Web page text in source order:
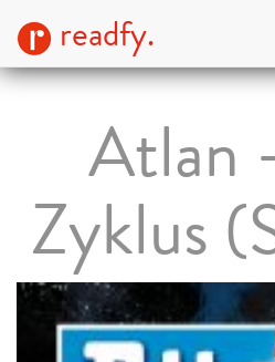
readfy.
Atlan
Zyklus